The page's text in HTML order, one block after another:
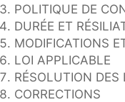
POLITIQUE DE
DURÉE ET
MODIFICATIONS
LOI APPLICABLE
RÉSOLUTION DES
CORRECTIONS